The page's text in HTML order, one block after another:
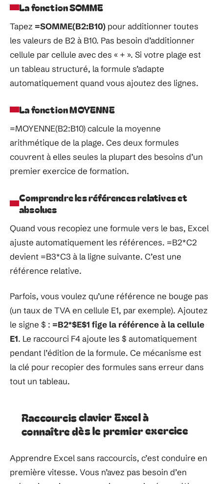
La fonction SOMME
Tapez =SOMME(B2:B10) pour additionner toutes
les valeurs de B2 à B10. Pas besoin d’additionner
cellule par cellule avec des « + ». Si votre plage est
un tableau structuré, la formule s’adapte
automatiquement quand vous ajoutez des lignes.
La fonction MOYENNE
=MOYENNE(B2:B10) calcule la moyenne
arithmétique de la plage. Ces deux formules
couvrent à elles seules la plupart des besoins d’un
premier exercice de formation.
Comprendre les références relatives et
absolues
Quand vous recopiez une formule vers le bas, Excel
ajuste automatiquement les références. =B2*C2
devient =B3*C3 à la ligne suivante. C’est une
référence relative.
Parfois, vous voulez qu’une référence ne bouge pas
(un taux de TVA en cellule E1, par exemple). Ajoutez
le signe $ : =B2*$E$1 fige la référence à la cellule
E1. Le raccourci F4 ajoute les $ automatiquement
pendant l’édition de la formule. Ce mécanisme est
la clé pour recopier des formules sans erreur dans
tout un tableau.
Raccourcis clavier Excel à
connaître dès le premier exercice
Apprendre Excel sans raccourcis, c’est conduire en
première vitesse. Vous n’avez pas besoin d’en